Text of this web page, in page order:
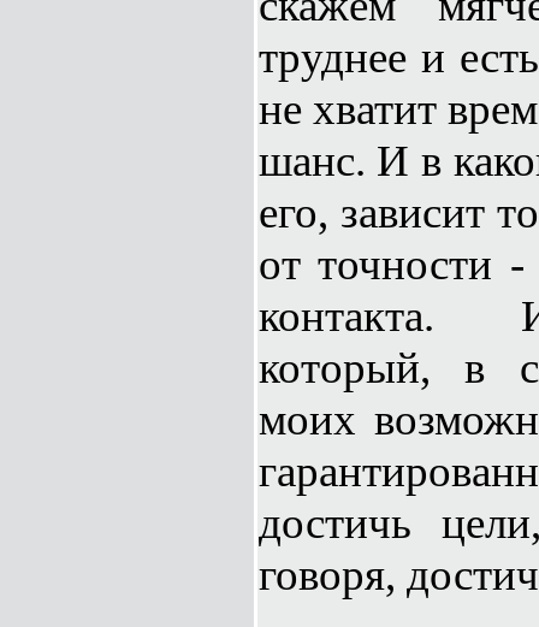
труднее и
не хватит
шанс. И в
его, зависит
от точности
контакта.
который, в
моих
достичь
говоря,